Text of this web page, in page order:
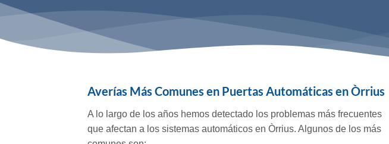
Averías Más Comunes en Puertas Automáticas en Òrrius
A lo largo de los años hemos detectado los problemas más frecuentes
que afectan a los sistemas automáticos en Òrrius. Algunos de los más